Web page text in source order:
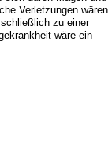
Verletzungen wären
zu einer
wäre ein